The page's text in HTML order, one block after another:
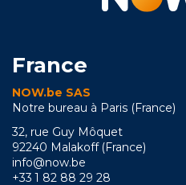
France
NOW.be SAS
Notre bureau à Paris (France)
32, rue Guy Môquet
92240 Malakoff (France)
info@now.be
+33 1 82 88 29 28